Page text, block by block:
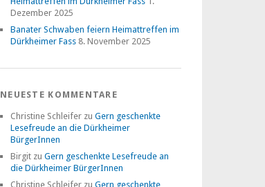
Dezember 2025
Banater Schwaben feiern Heimattreffen im
Dürkheimer Fass 8. November 2025
NEUESTE KOMMENTARE
Christine Schleifer zu Gern geschenkte
Lesefreude an die Dürkheimer
BürgerInnen
Birgit zu Gern geschenkte Lesefreude an
die Dürkheimer BürgerInnen
Christine Schleifer zu Gern geschenkte